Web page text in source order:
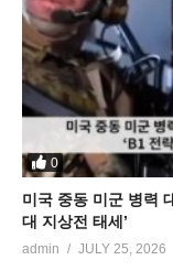
0
미국 중동 미군 병력
대 지상전 태세’
admin JULY 25, 2026